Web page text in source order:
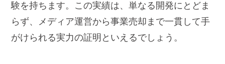
験を持ちます。この実績は、単なる開発にとどま
らず、メディア運営から事業売却まで一貫して手
がけられる実力の証明といえるでしょう。